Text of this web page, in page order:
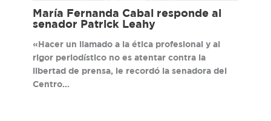
María Fernanda Cabal responde al
senador Patrick Leahy
«Hacer un llamado a la ética profesional y al
rigor periodístico no es atentar contra la
libertad de prensa, le recordó la senadora del
Centro…